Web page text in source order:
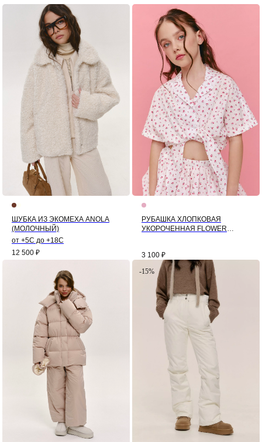
ШУБКА ИЗ ЭКОМЕХА ANOLA
(МОЛОЧНЫЙ)
от +5С до +18С
12 500 ₽
РУБАШКА ХЛОПКОВАЯ
УКОРОЧЕННАЯ FLOWER
3 100 ₽
-15%